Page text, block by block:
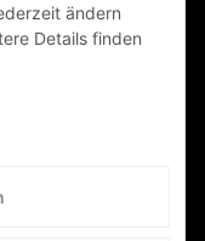
ändern
Details finden